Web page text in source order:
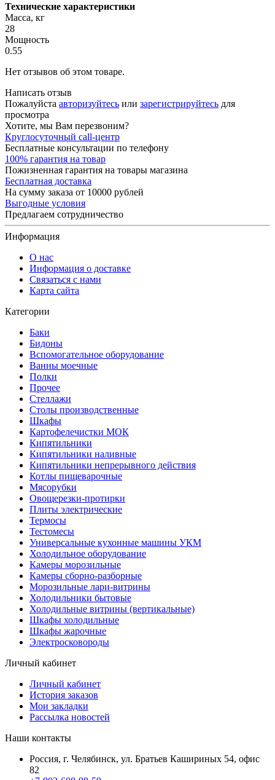
Технические характеристики
Масса, кг
28
Мощность
0.55
Нет отзывов об этом товаре.
Написать отзыв
Пожалуйста авторизуйтесь или зарегистрируйтесь для
просмотра
Хотите, мы Вам перезвоним?
Круглосуточный call-центр
Бесплатные консультации по телефону
100% гарантия на товар
Пожизненная гарантия на товары магазина
Бесплатная доставка
На сумму заказа от 10000 рублей
Выгодные условия
Предлагаем сотрудничество
Информация
О нас
Информация о доставке
Связаться с нами
Карта сайта
Категории
Баки
Бидоны
Вспомогательное оборудование
Ванны моечные
Полки
Прочее
Стеллажи
Столы производственные
Шкафы
Картофелечистки МОК
Кипятильники
Кипятильники наливные
Кипятильники непрерывного действия
Котлы пищеварочные
Мясорубки
Овощерезки-протирки
Плиты электрические
Термосы
Тестомесы
Универсальные кухонные машины УКМ
Холодильное оборудование
Камеры морозильные
Камеры сборно-разборные
Морозильные лари-витрины
Холодильники бытовые
Холодильные витрины (вертикальные)
Шкафы холодильные
Шкафы жарочные
Электросковороды
Личный кабинет
Личный кабинет
История заказов
Мои закладки
Рассылка новостей
Наши контакты
Россия, г. Челябинск, ул. Братьев Кашириных 54, офис
82